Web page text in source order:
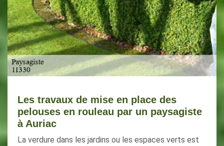
Les travaux de mise en place des
pelouses en rouleau par un paysagiste
à Auriac
La verdure dans les jardins ou les espaces verts est